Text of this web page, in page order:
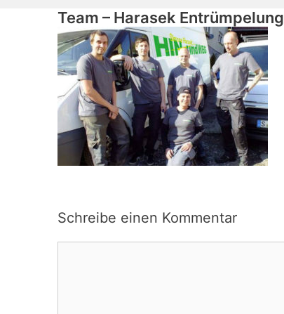
Team – Harasek Entrümpelung
Schreibe einen Kommentar